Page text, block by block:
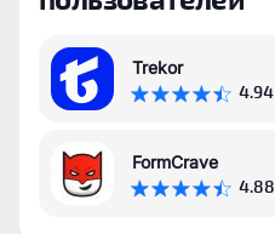
Trekor
4.94
FormCrave
4.88